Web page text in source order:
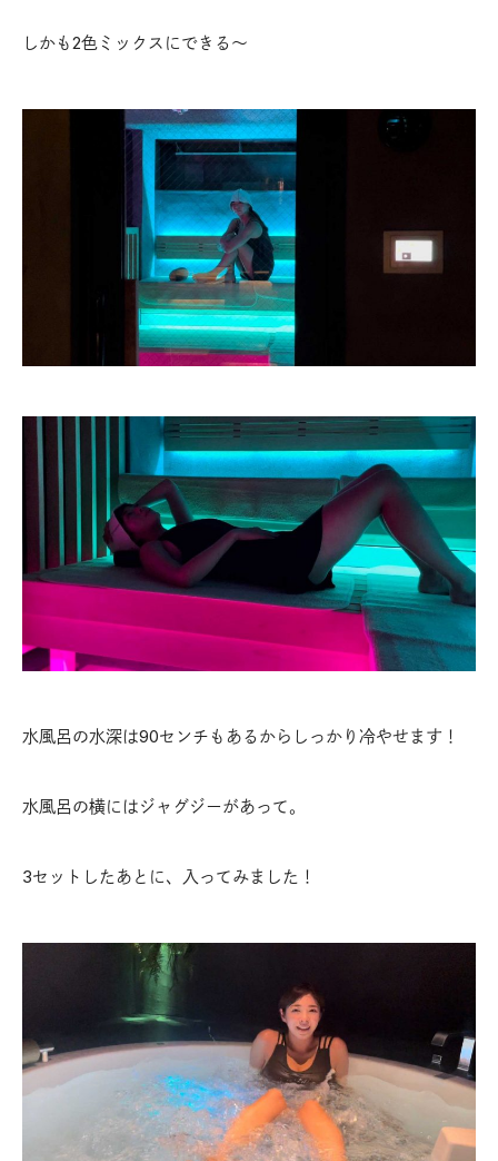
しかも2色ミックスにできる〜
水風呂の水深は90センチもあるからしっかり冷やせます！
水風呂の横にはジャグジーがあって。
3セットしたあとに、入ってみました！